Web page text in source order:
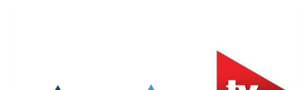
domu z żonąTegoroczna Wielkanoc sporej części
Polaków będzie kojarzyć się jedynie z faktem, iż w
poniedziałek zmarł Krzysztof Krawczyk. W ostatnim